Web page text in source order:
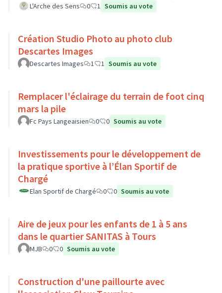
L'Arche des Sens 0 1 Soumis au vote
Création Studio Photo au photo club
Descartes Images
Descartes Images 1 1 Soumis au vote
Remplacer l'éclairage du terrain de foot cinq
mars la pile
Fc Pays Langeaisien 0 0 Soumis au vote
Investissements pour le développement de
la pratique sportive à l’Élan Sportif de
Chargé
Elan Sportif de Chargé 0 0 Soumis au vote
Aire de jeux pour les enfants de 1 à 5 ans
dans le quartier SANITAS à Tours
MJB 0 0 Soumis au vote
Construction d'une paillourte avec